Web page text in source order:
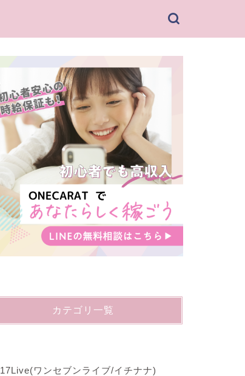
カテゴリ一覧
17Live(ワンセブンライブ/イチナナ)